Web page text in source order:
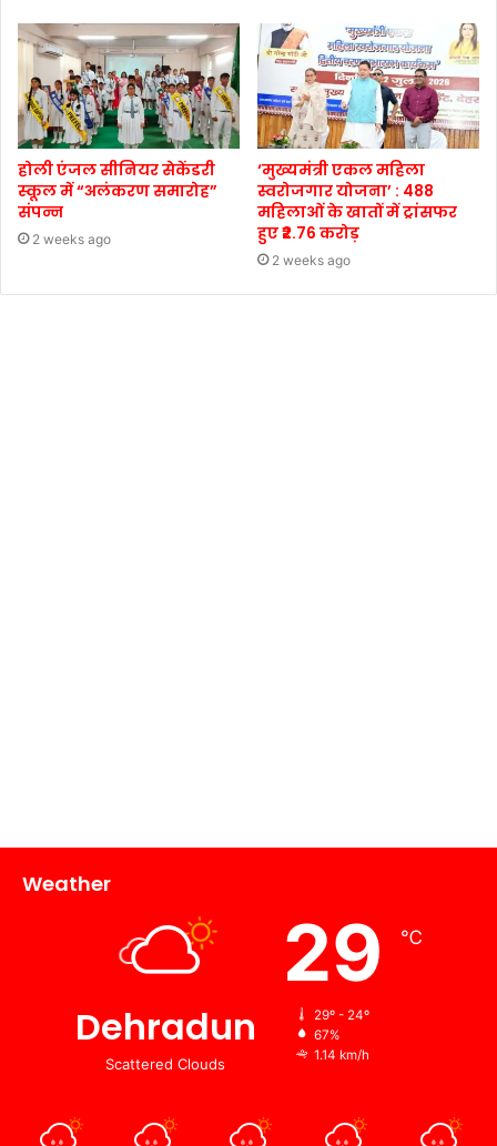
होली एंजल सीनियर सेकेंडरी
स्कूल में “अलंकरण समारोह”
संपन्न
2 weeks ago
‘मुख्यमंत्री एकल महिला
स्वरोजगार योजना’ : 488
महिलाओं के खातों में ट्रांसफर
हुए ₹2.76 करोड़
2 weeks ago
Weather
Dehradun
Scattered Clouds
29 ℃
29º - 24º
67%
1.14 km/h